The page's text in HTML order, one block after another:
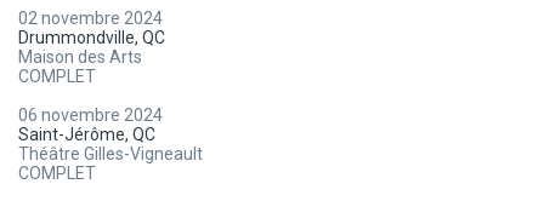
02 novembre 2024
Drummondville, QC
Maison des Arts
COMPLET
06 novembre 2024
Saint-Jérôme, QC
Théâtre Gilles-Vigneault
COMPLET